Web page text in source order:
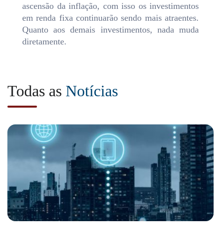
ascensão da inflação, com isso os investimentos
em renda fixa continuarão sendo mais atraentes.
Quanto aos demais investimentos, nada muda
diretamente.
Todas as Notícias